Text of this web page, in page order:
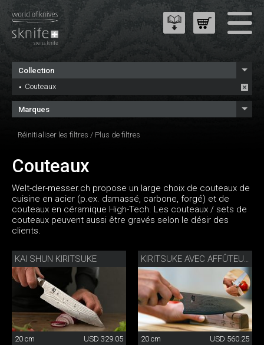
Collection
Couteaux
Marques
Réinitialiser les filtres / Plus de filtres
Couteaux
Welt-der-messer.ch propose un large choix de couteaux de
cuisine en acier (p.ex. damassé, carbone, forgé) et de
couteaux en céramique High-Tech. Les couteaux / sets de
couteaux peuvent aussi être gravés selon le désir des
clients.
KAI SHUN KIRITSUKE
20 cm USD 329.05
KIRITSUKE AVEC AFFÛTEUR DE PRÉCISION
20 cm USD 560.25